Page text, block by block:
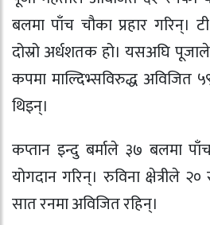
बलमा पाँच चौका प्रहार गरिन्।
दोस्रो अर्धशतक हो। यसअघि पूजाले
कपमा माल्दिभ्सविरुद्ध
थिइन्।
कप्तान इन्दु बर्माले ३७ बलमा
योगदान गरिन्। रुविना क्षेत्रीले
सात रनमा अविजित रहिन्।